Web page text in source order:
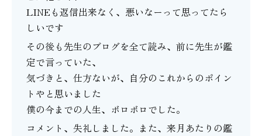
LINEも返信出来なく、悪いなーって思ってたら
しいです
その後も先生のブログを全て読み、前に先生が鑑
定で言っていた、
気づきと、仕方ないが、自分のこれからのポイン
トやと思いました
僕の今までの人生、ボロボロでした。
コメント、失礼しました。また、来月あたりの鑑